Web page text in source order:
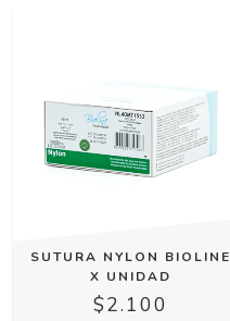
SUTURA NYLON BIOLINE
X UNIDAD
$2.100